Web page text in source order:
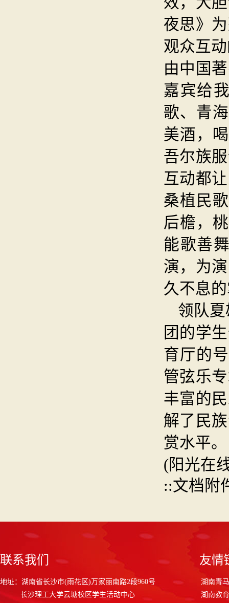
夜思》
观众互
由中国
嘉宾给
歌、青
美酒，
吾尔族
互动都
桑植民
后檐，
能歌善
演，为
久不息
领队
团的学
育厅的
管弦乐
丰富的
解了民
赏水平。
(阳光在
::文档附
联系我们
地址：湖南省长沙市(雨花区)万家丽南路2段960号
长沙理工大学云塘校区学生活动中心
友情
湖南青
湖南教